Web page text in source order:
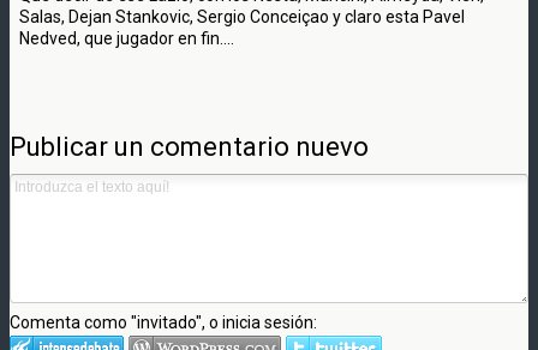
Salas, Dejan Stankovic, Sergio Conceiçao y claro esta Pavel
Nedved, que jugador en fin....
Publicar un comentario nuevo
Comenta como "invitado", o inicia sesión: